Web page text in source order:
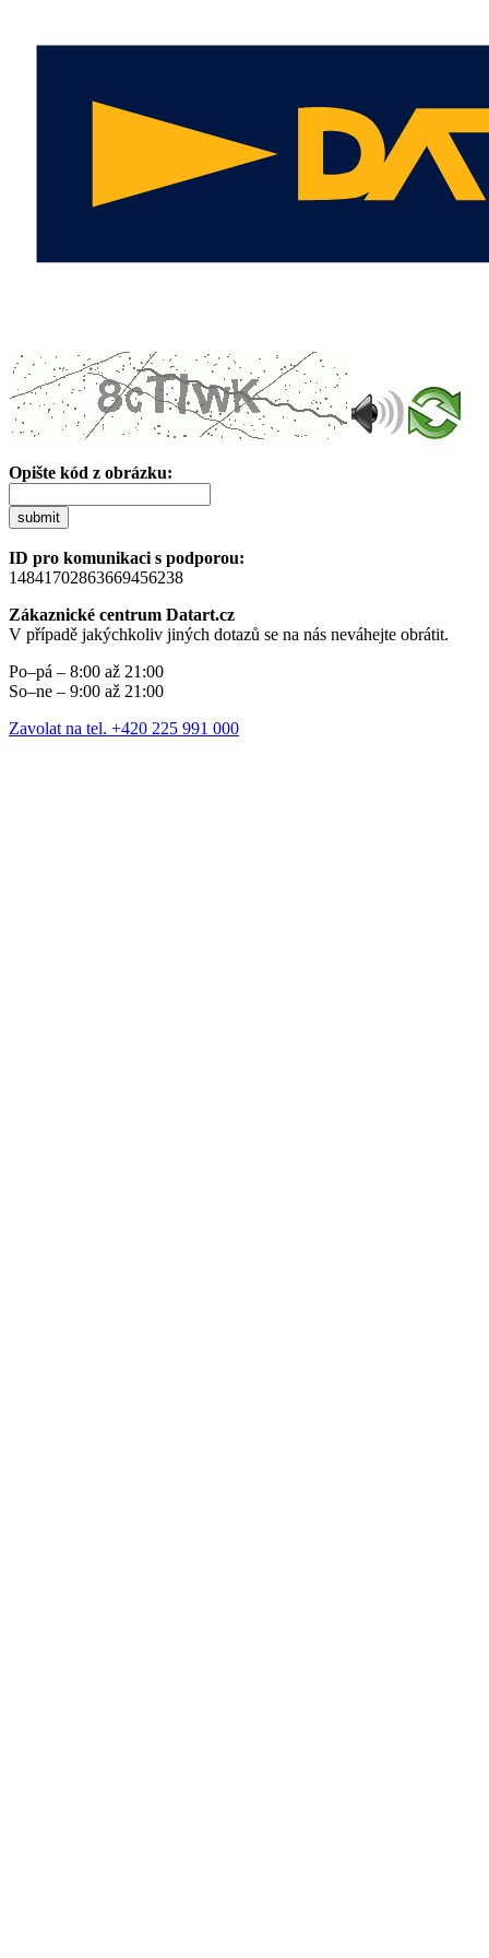
Opište kód z obrázku:
submit
ID pro komunikaci s podporou:
14841702863669456238
Zákaznické centrum Datart.cz
V případě jakýchkoliv jiných dotazů se na nás neváhejte obrátit.
Po–pá – 8:00 až 21:00
So–ne – 9:00 až 21:00
Zavolat na tel. +420 225 991 000